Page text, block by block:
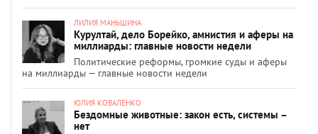
ЛИЛИЯ МАНЬШИНА
Курултай, дело Борейко, амнистия и аферы на
миллиарды: главные новости недели
Политические реформы, громкие суды и аферы
на миллиарды — главные новости недели
ЮЛИЯ КОВАЛЕНКО
Бездомные животные: закон есть, системы –
нет